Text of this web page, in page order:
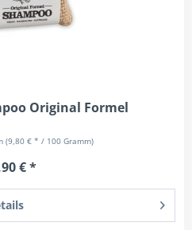
Original Formel
(9,80 € * / 100 Gramm)
€ *